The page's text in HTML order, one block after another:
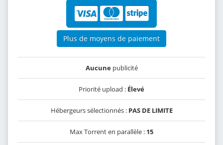
Plus de moyens de paiement
Aucunepublicité
Priorité upload : Élevé
Hébergeurs sélectionnés : PAS DE LIMITE
Max Torrent en parallèle : 15